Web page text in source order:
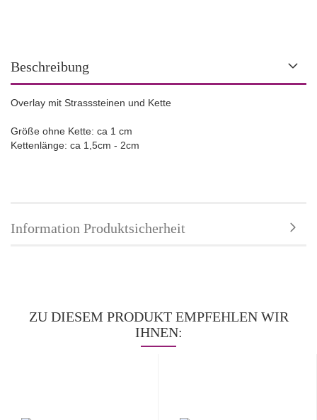
Beschreibung
Overlay mit Strasssteinen und Kette
Größe ohne Kette: ca 1 cm
Kettenlänge: ca 1,5cm - 2cm
Information Produktsicherheit
ZU DIESEM PRODUKT EMPFEHLEN WIR
IHNEN: